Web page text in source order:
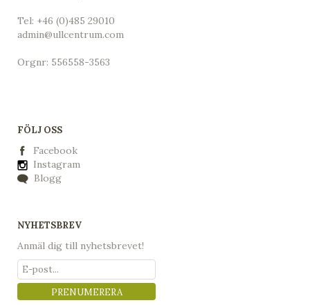
Tel: +46 (0)485 29010
admin@ullcentrum.com
Orgnr: 556558-3563
FÖLJ OSS
Facebook
Instagram
Blogg
NYHETSBREV
Anmäl dig till nyhetsbrevet!
PRENUMERERA